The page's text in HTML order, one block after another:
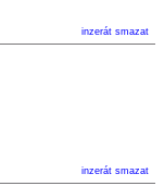
inzerát smazat
inzerát smazat